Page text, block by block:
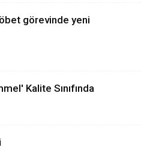
görevinde yeni
Kalite Sınıfında